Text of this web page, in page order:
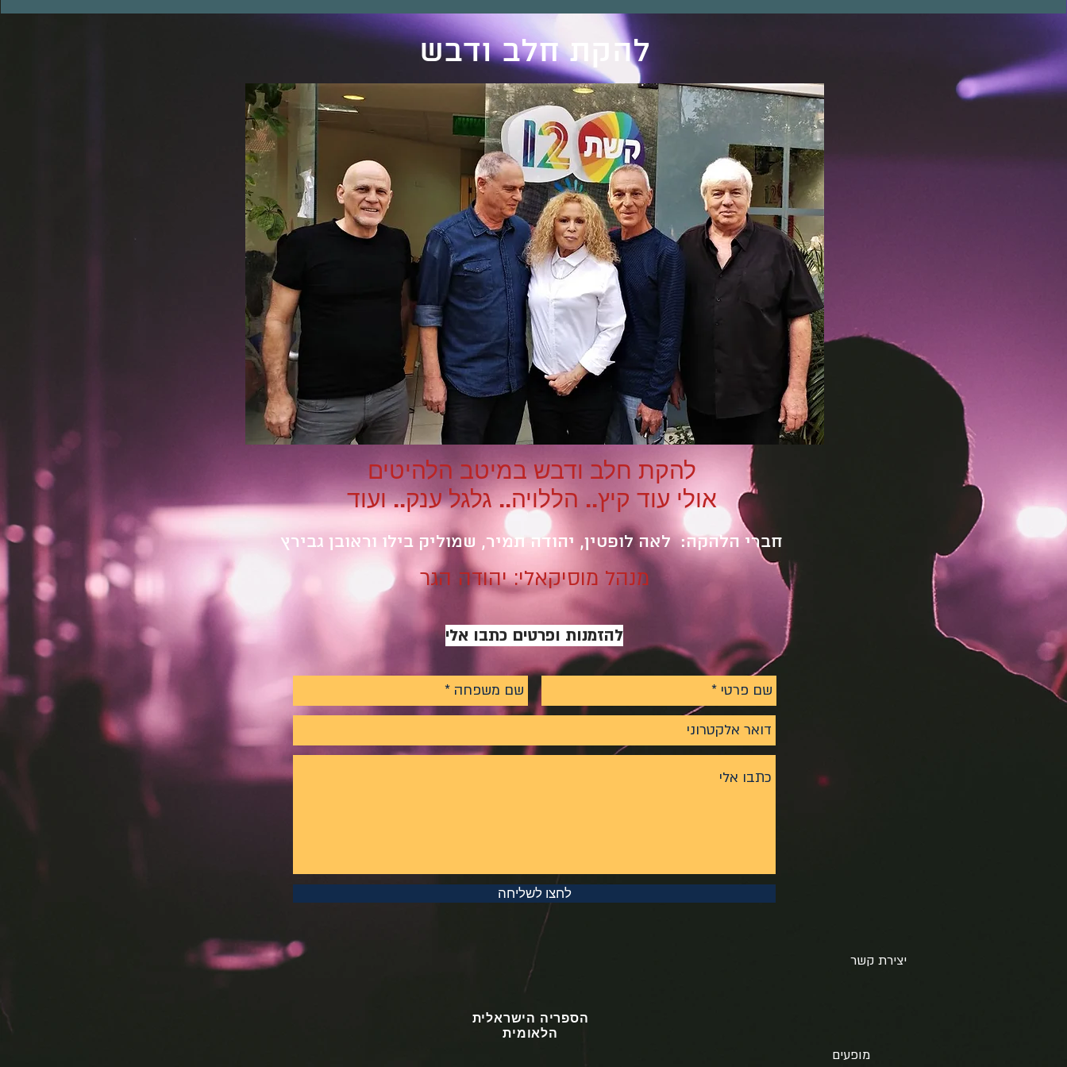
להקת חלב ודבש
להקת חלב ודבש במיטב הלהיטים
אולי עוד קיץ.. הללויה.. גלגל ענק.. ועוד
חברי הלהקה: לאה לופטין, יהודה תמיר, שמוליק בילו וראובן גבירץ
מנהל מוסיקאלי: יהודה הגר
להזמנות ופרטים כתבו אלי
לחצו לשליחה
יצירת קשר
הספריה הישראלית
הלאומית
מופעים